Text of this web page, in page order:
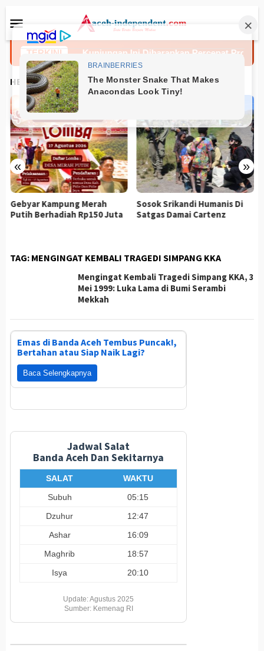
ke
kontenMobile
TERKINI
Tengah Kunjungan Ini Diharapkan Percepat Proses
HEADLINES
« »
Gebyar Kampung Merah
Putih Berhadiah Rp150 Juta
Sosok Srikandi Humanis Di
Satgas Damai Cartenz
TAG: MENGINGAT KEMBALI TRAGEDI SIMPANG KKA
Mengingat Kembali Tragedi Simpang KKA, 3
Mei 1999: Luka Lama di Bumi Serambi
Mekkah
Emas di Banda Aceh Tembus Puncak!,
Bertahan atau Siap Naik Lagi?
Baca Selengkapnya
Jadwal Salat
Banda Aceh Dan Sekitarnya
SALAT
WAKTU
Subuh
05:15
Dzuhur
12:47
Ashar
16:09
Maghrib
18:57
Isya
20:10
Update: Agustus 2025
Sumber: Kemenag RI